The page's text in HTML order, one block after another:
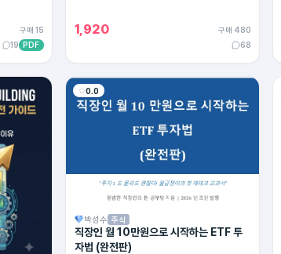
구매 15
19
PDF
1,920
구매 480
68
0.0
박성수 주식
직장인 월 10만원으로 시작하는 ETF 투
자법 (완전판)